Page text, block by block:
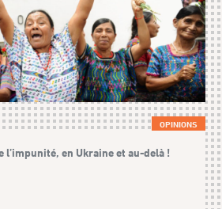
OPINIONS
l’impunité, en Ukraine et au-delà !